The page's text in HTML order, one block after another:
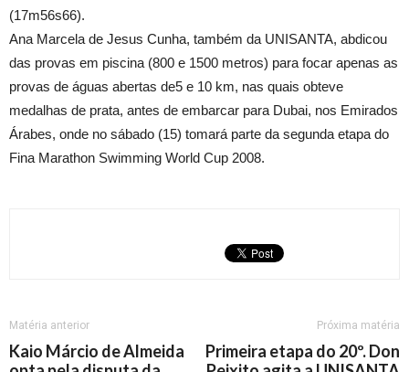
(17m56s66).
Ana Marcela de Jesus Cunha, também da UNISANTA, abdicou
das provas em piscina (800 e 1500 metros) para focar apenas as
provas de águas abertas de5 e 10 km, nas quais obteve
medalhas de prata, antes de embarcar para Dubai, nos Emirados
Árabes, onde no sábado (15) tomará parte da segunda etapa do
Fina Marathon Swimming World Cup 2008.
Matéria anterior
Kaio Márcio de Almeida
Próxima matéria
Primeira etapa do 20º. Don